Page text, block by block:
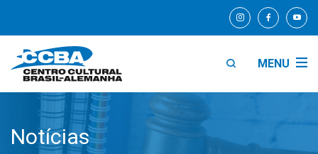
MENU
Notícias